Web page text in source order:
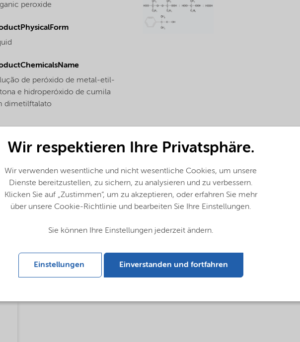
peroxide
de peróxido de metal-etil-
e hidroperóxido de cumila
dimetilftalato
- (Portugais)
Wir respektieren Ihre Privatsphäre.
Wir verwenden wesentliche und nicht wesentliche Cookies, um unsere
Dienste bereitzustellen, zu sichern, zu analysieren und zu verbessern.
Klicken Sie auf „Zustimmen“, um zu akzeptieren, oder erfahren Sie mehr
über unsere Cookie-Richtlinie und bearbeiten Sie Ihre Einstellungen.
Sie können Ihre Einstellungen jederzeit ändern.
Einstellungen Einverstanden und fortfahren